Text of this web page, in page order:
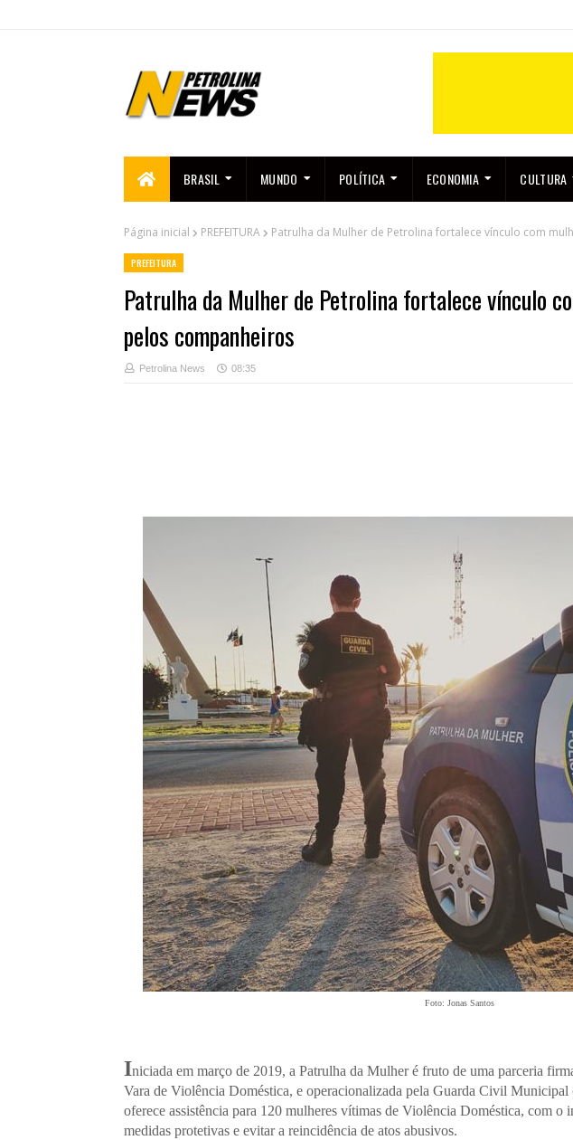
BRASIL MUNDO POLÍTICA ECONOMIA CULTURA
Página inicial PREFEITURA Patrulha da Mulher de Petrolina fortalece vínculo com
PREFEITURA
Patrulha da Mulher de Petrolina fortalece vínculo
pelos companheiros
Petrolina News 08:35
Foto: Jonas Santos
Iniciada em março de 2019, a Patrulha da Mulher é fruto de uma parceria
Vara de Violência Doméstica, e operacionalizada pela Guarda Civil
oferece assistência para 120 mulheres vítimas de Violência Doméstica, com o
medidas protetivas e evitar a reincidência de atos abusivos.